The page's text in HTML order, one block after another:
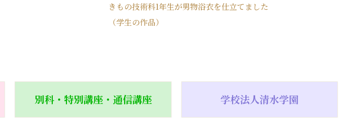
きもの技術科1年生が男物浴衣を仕立てました
（学生の作品）
別科・特別講座・通信講座 学校法人清水学園